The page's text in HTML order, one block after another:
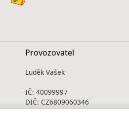
Provozovatel
Luděk Vašek
IČ: 40099997
DIČ: CZ6809060346